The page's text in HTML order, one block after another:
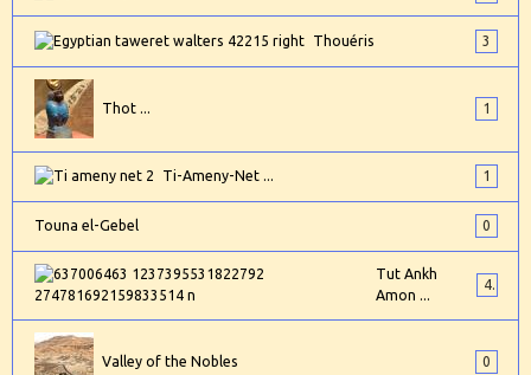
Thouéris 3
Thot ... 1
Ti-Ameny-Net ... 1
Touna el-Gebel 0
Tut Ankh
Amon ...
4
Valley of the Nobles 0